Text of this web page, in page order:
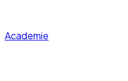
Academie